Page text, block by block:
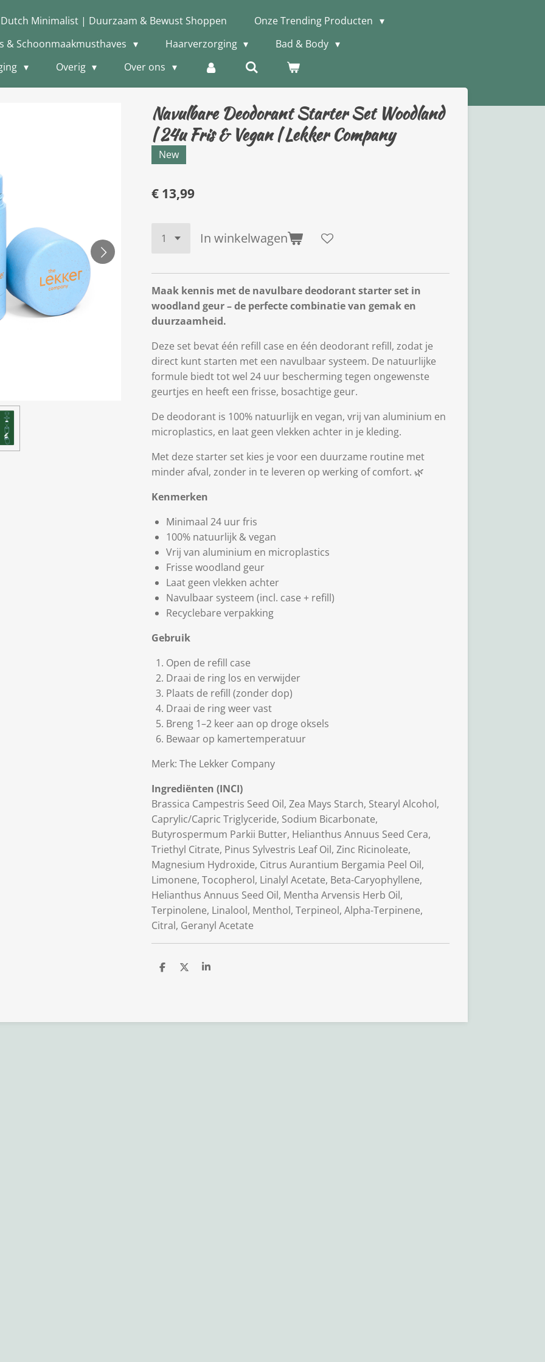
Minimalist | Duurzaam & Bewust Shoppen
Onze Trending Producten
& Schoonmaakmusthaves
Haarverzorging
Bad & Body
Overig Over ons
Navulbare Deodorant Starter Set Woodland
| 24u Fris & Vegan | Lekker Company
New
€ 13,99
In winkelwagen
Maak kennis met de navulbare deodorant starter set in
woodland geur – de perfecte combinatie van gemak en
duurzaamheid.
Deze set bevat één refill case en één deodorant refill, zodat je
direct kunt starten met een navulbaar systeem. De natuurlijke
formule biedt tot wel 24 uur bescherming tegen ongewenste
geurtjes en heeft een frisse, bosachtige geur.
De deodorant is 100% natuurlijk en vegan, vrij van aluminium en
microplastics, en laat geen vlekken achter in je kleding.
Met deze starter set kies je voor een duurzame routine met
minder afval, zonder in te leveren op werking of comfort. 🌿
Kenmerken
Minimaal 24 uur fris
100% natuurlijk & vegan
Vrij van aluminium en microplastics
Frisse woodland geur
Laat geen vlekken achter
Navulbaar systeem (incl. case + refill)
Recyclebare verpakking
Gebruik
Open de refill case
Draai de ring los en verwijder
Plaats de refill (zonder dop)
Draai de ring weer vast
Breng 1–2 keer aan op droge oksels
Bewaar op kamertemperatuur
Merk: The Lekker Company
Ingrediënten (INCI)
Brassica Campestris Seed Oil, Zea Mays Starch, Stearyl Alcohol,
Caprylic/Capric Triglyceride, Sodium Bicarbonate,
Butyrospermum Parkii Butter, Helianthus Annuus Seed Cera,
Triethyl Citrate, Pinus Sylvestris Leaf Oil, Zinc Ricinoleate,
Magnesium Hydroxide, Citrus Aurantium Bergamia Peel Oil,
Limonene, Tocopherol, Linalyl Acetate, Beta-Caryophyllene,
Helianthus Annuus Seed Oil, Mentha Arvensis Herb Oil,
Terpinolene, Linalool, Menthol, Terpineol, Alpha-Terpinene,
Citral, Geranyl Acetate
D
D
S